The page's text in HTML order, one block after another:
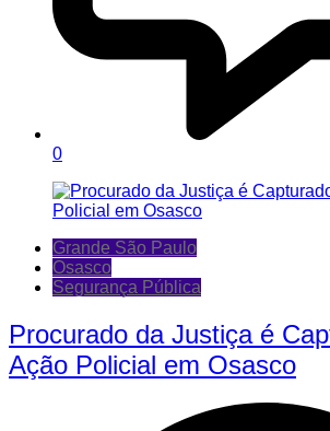
0
Grande São Paulo
Osasco
Segurança Pública
Procurado da Justiça é
Ação Policial em Osasco